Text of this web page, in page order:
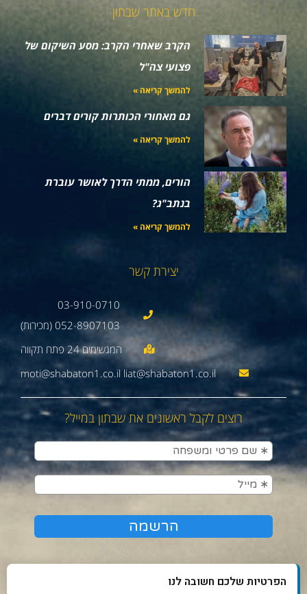
חדש באתר שבתון
הקרב שאחרי הקרב: מסע השיקום של
פצועי צה"ל
להמשך קריאה »
גם מאחורי הכותרות קורים דברים
להמשך קריאה »
הורים, ממתי הדרך לאושר עוברת
בנתב"ג?
להמשך קריאה »
יצירת קשר
03-910-0710
052-8907103 (מכירות)
moti@shabaton1.co.il liat@shabaton1.co.il
רוצים לקבל ראשונים את שבתון במייל?
הפרטיות שלכם חשובה לנו